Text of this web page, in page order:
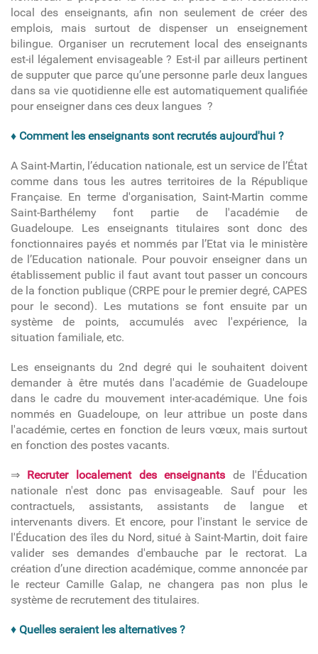
local des enseignants, afin non seulement de créer des
emplois, mais surtout de dispenser un enseignement
bilingue. Organiser un recrutement local des enseignants
est-il légalement envisageable ? Est-il par ailleurs pertinent
de supputer que parce qu’une personne parle deux langues
dans sa vie quotidienne elle est automatiquement qualifiée
pour enseigner dans ces deux langues ?
♦ Comment les enseignants sont recrutés aujourd'hui ?
A Saint-Martin, l’éducation nationale, est un service de l’État
comme dans tous les autres territoires de la République
Française. En terme d'organisation, Saint-Martin comme
Saint-Barthélemy font partie de l'académie de
Guadeloupe. Les enseignants titulaires sont donc des
fonctionnaires payés et nommés par l’Etat via le ministère
de l’Education nationale. Pour pouvoir enseigner dans un
établissement public il faut avant tout passer unconcours
de la fonction publique(CRPE pour le premier degré, CAPES
pour le second). Les mutations se font ensuite par un
système de points, accumulés avec l'expérience, la
situation familiale, etc.
Les enseignants du 2nd degré qui le souhaitent doivent
demander à être mutés dans l'académie de Guadeloupe
dans le cadre du mouvement inter-académique. Une fois
nommés en Guadeloupe, on leur attribue un poste dans
l'académie, certes en fonction de leurs vœux, mais surtout
en fonction des postes vacants.
⇒ Recruter localement des enseignants de l'Éducation
nationale n'est donc pas envisageable. Sauf pour les
contractuels, assistants, assistants de langue et
intervenants divers. Et encore, pour l'instant le service de
l'Éducation des îles du Nord, situé à Saint-Martin, doit faire
valider ses demandes d'embauche par le rectorat. La
création d’une direction académique, comme annoncée par
le recteur Camille Galap, ne changera pas non plus le
système de recrutement des titulaires.
♦ Quelles seraient les alternatives ?